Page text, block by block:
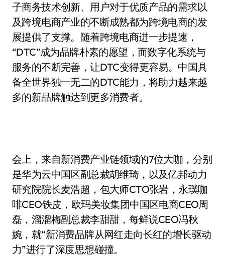
子商务技术创新、用户对于优质产品的需求以
及跨境电商产业的不断成熟都为跨境电商的发
展提供了支撑。随着跨境电商进一步提速，
“DTC”成为品牌朴素的愿望，而数字化系统与
服务的不断完善，让DTC变得更容易。中国具
备全世界独一无二的DTC能力，将助力越来越
多的新品牌触达到更多消费者。
会上，来自新消费产业链领域的7位大咖，分别
是华为云中国区副总裁胡维琦，以及亿邦动力
研究院院长麦浩超，包大师CTO张岩，永璞咖
啡CEO铁皮，欧玛美妆集团中国区电商CEO周
磊，溜溜梅副总裁李甜甜，每鲜说CEO冯秋
婉，就“新消费品牌从网红走向长红的增长驱动
力”进行了深度思想碰撞。